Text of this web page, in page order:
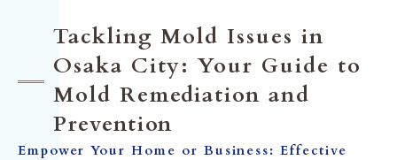
Tackling Mold Issues in
Osaka City: Your Guide to
Mold Remediation and
Prevention
Empower Your Home or Business: Effective